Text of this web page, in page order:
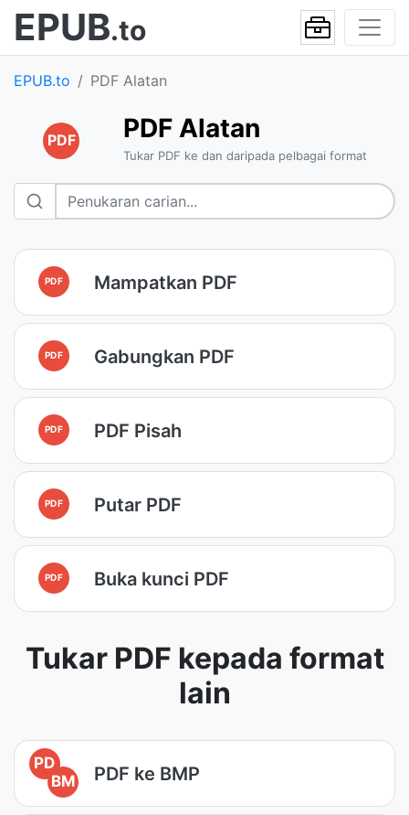
EPUB.to
EPUB.to PDF Alatan
PDF PDF Alatan
Tukar PDF ke dan daripada pelbagai format
PDF Mampatkan PDF
PDF Gabungkan PDF
PDF PDF Pisah
PDF Putar PDF
PDF Buka kunci PDF
Tukar PDF kepada format
lain
PD
BM
PDF ke BMP